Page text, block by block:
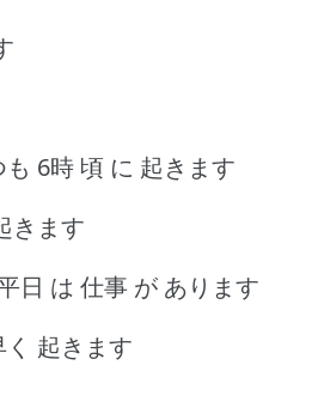
6時 頃 に 起きます
きます
日 は 仕事 が あります
起きます